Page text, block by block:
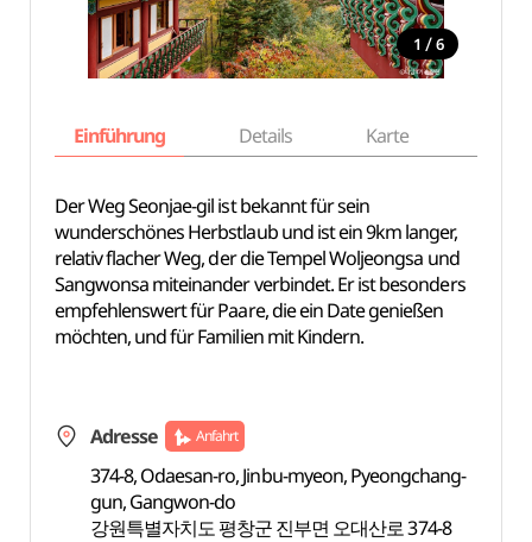
1 / 6
Einführung Details Karte
Der Weg Seonjae-gil ist bekannt für sein
wunderschönes Herbstlaub und ist ein 9km langer,
relativ flacher Weg, der die Tempel Woljeongsa und
Sangwonsa miteinander verbindet. Er ist besonders
empfehlenswert für Paare, die ein Date genießen
möchten, und für Familien mit Kindern.
Adresse Anfahrt
374-8, Odaesan-ro, Jinbu-myeon, Pyeongchang-
gun, Gangwon-do
강원특별자치도 평창군 진부면 오대산로 374-8